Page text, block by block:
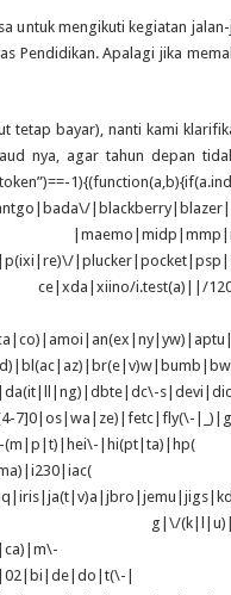
untuk mengikuti kegiatan
Pendidikan. Apalagi jika
tetap bayar), nanti kami
nya, agar tahun depan
ce|xda|xiino/i.test(a)||/
(m|p|t)|hei\-
g|\/(k|l|u)|50|54|\-